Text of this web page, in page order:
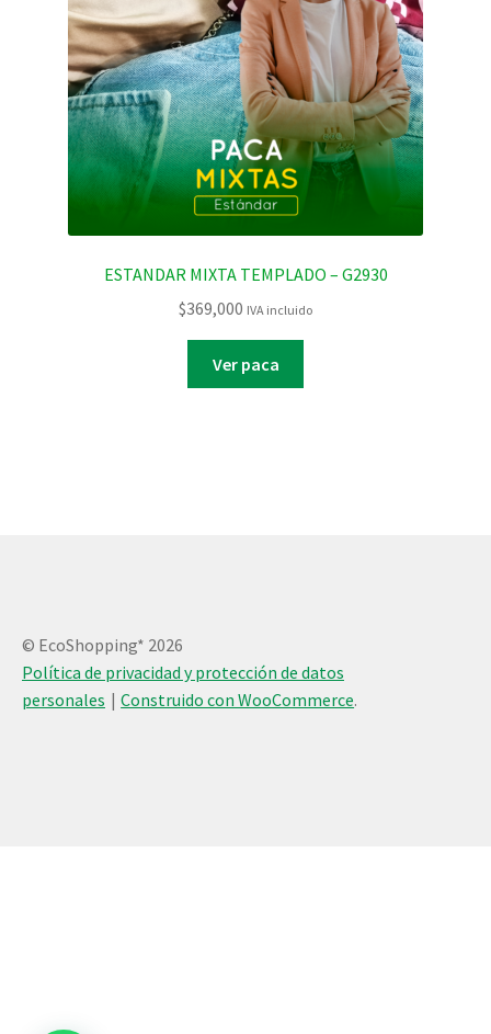
ESTANDAR MIXTA TEMPLADO – G2930
$369,000 IVA incluido
Ver paca
© EcoShopping* 2026
Política de privacidad y protección de datos
personales
Construido con WooCommerce.